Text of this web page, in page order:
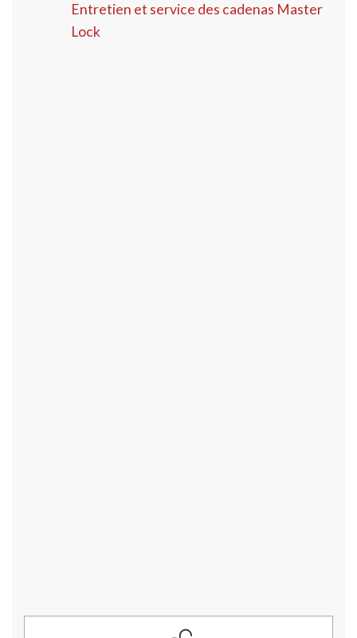
Entretien et service des cadenas Master
Lock